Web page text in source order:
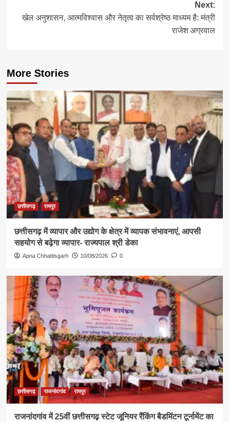
Next:
खेल अनुशासन, आत्मविश्वास और नेतृत्व का सर्वश्रेष्ठ माध्यम है: मंत्री
राजेश अग्रवाल
More Stories
छत्तीसगढ़ रायपुर
छत्तीसगढ़ में व्यापार और उद्योग के क्षेत्र में व्यापक संभावनाएं, आपसी
सहयोग से बढ़ेगा व्यापार- राज्यपाल श्री डेका
Apna Chhattisgarh 10/08/2026 0
छत्तीसगढ़ राजनांदगांव रायपुर
राजनांदगांव में 25वीं छत्तीसगढ़ स्टेट जूनियर रैंकिंग बैडमिंटन टूर्नामेंट का